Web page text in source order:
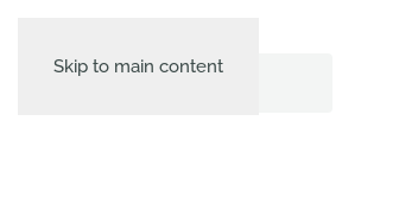
Skip to main content